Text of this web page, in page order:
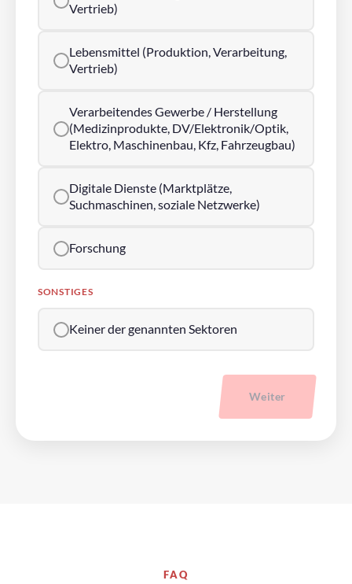
Vertrieb)
Lebensmittel (Produktion, Verarbeitung,
Vertrieb)
Verarbeitendes Gewerbe / Herstellung
(Medizinprodukte, DV/Elektronik/Optik,
Elektro, Maschinenbau, Kfz, Fahrzeugbau)
Digitale Dienste (Marktplätze,
Suchmaschinen, soziale Netzwerke)
Forschung
SONSTIGES
Keiner der genannten Sektoren
Weiter
FAQ